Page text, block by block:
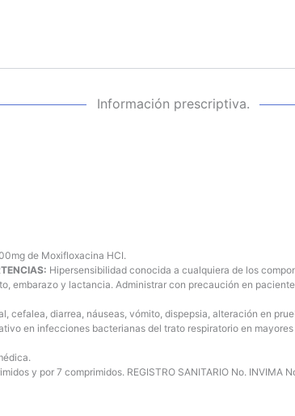
Información prescriptiva.
de Moxifloxacina HCI.
Hipersensibilidad conocida a cualquiera de los
embarazo y lactancia. Administrar con precaución en
cefalea, diarrea, náuseas, vómito, dispepsia, alteración en
en infecciones bacterianas del trato respiratorio en mayores
y por 7 comprimidos. REGISTRO SANITARIO No. INVIMA